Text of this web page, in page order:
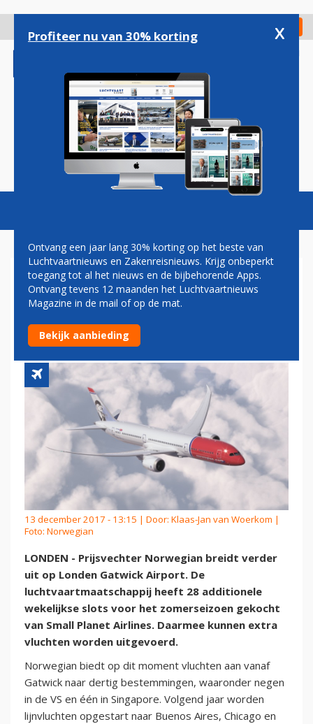
gaan
Check in
Magazine Podcasts Vacatures
NORWEGIAN KOOPT SLOTS
VAN SMALL PLANET OP
GATWICK
13 december 2017 - 13:15 | Door: Klaas-Jan van Woerkom |
Foto: Norwegian
LONDEN - Prijsvechter Norwegian breidt verder
uit op Londen Gatwick Airport. De
luchtvaartmaatschappij heeft 28 additionele
wekelijkse slots voor het zomerseizoen gekocht
van Small Planet Airlines. Daarmee kunnen extra
vluchten worden uitgevoerd.
Norwegian biedt op dit moment vluchten aan vanaf
Gatwick naar dertig bestemmingen, waaronder negen
in de VS en één in Singapore. Volgend jaar worden
lijnvluchten opgestart naar Buenos Aires, Chicago en
Profiteer nu van 30% korting x
Ontvang een jaar lang 30% korting op het beste van
Luchtvaartnieuws en Zakenreisnieuws. Krijg onbeperkt
toegang tot al het nieuws en de bijbehorende Apps.
Ontvang tevens 12 maanden het Luchtvaartnieuws
Magazine in de mail of op de mat.
Bekijk aanbieding